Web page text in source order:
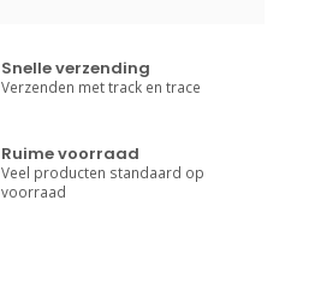
Snelle verzending
Verzenden met track en trace
Ruime voorraad
Veel producten standaard op
voorraad